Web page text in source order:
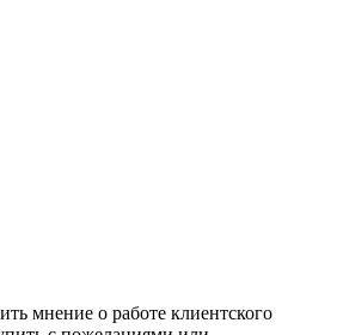
мнение о работе клиентского